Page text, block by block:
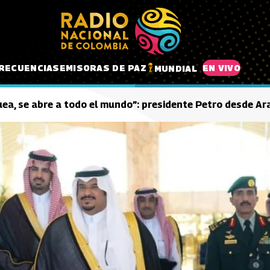
EMISORAS DE PAZ MUNDIAL EN VIVO
se abre a todo el mundo”: presidente Petro desde